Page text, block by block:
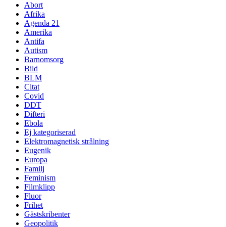
Abort
Afrika
Agenda 21
Amerika
Antifa
Autism
Barnomsorg
Bild
BLM
Citat
Covid
DDT
Difteri
Ebola
Ej kategoriserad
Elektromagnetisk strålning
Eugenik
Europa
Familj
Feminism
Filmklipp
Fluor
Frihet
Gästskribenter
Geopolitik